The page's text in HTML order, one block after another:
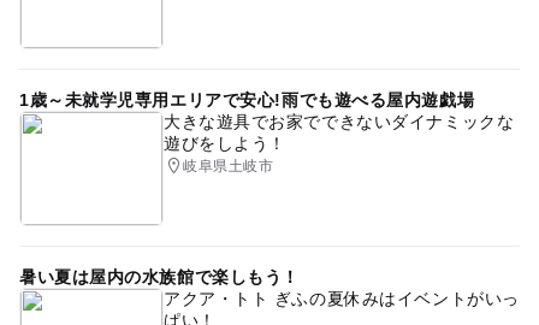
1歳～未就学児専用エリアで安心!雨でも遊べる屋内遊戯場
大きな遊具でお家でできないダイナミックな
遊びをしよう！
岐阜県土岐市
暑い夏は屋内の水族館で楽しもう！
アクア・トト ぎふの夏休みはイベントがいっ
ぱい！